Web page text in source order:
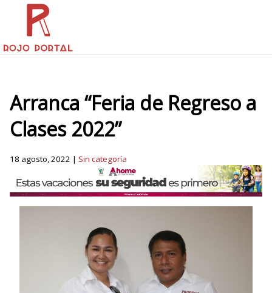
Arranca “Feria de Regreso a
Clases 2022”
18 agosto, 2022 | Sin categoría